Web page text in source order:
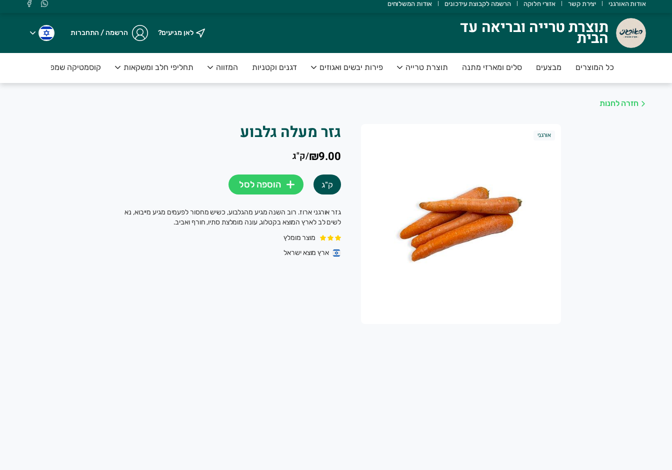
תוצרת טרייה ובריאה עד הבית
האורגני מטפח מעגל חקלאים וצרכנים במטרה לקדם חקלאות אוהבת אדם ואדמה, ולהנגיש תוצרת טרייה, בריאה ונקייה, עד הבית.
אודות האורגני יצירת קשר אזורי חלוקה הרשמה לקבוצת עידכונים אודות המשלוחים
תוצרת טרייה ובריאה עד
הבית לאן מגיעים? הרשמה / התחברות
כל המוצרים מבצעים סלים ומארזי מתנה תוצרת טרייה פירות יבשים ואגוזים דגנים וקטניות המזווה תחליפי חלב ומשקאות קוסמטיקה שמפו וסבונים
חזרה לחנות
אורגני גזר מעלה גלבוע
₪9.00
/ק"ג
ק"ג הוספה לסל
גזר אורגני ארוז. רוב השנה מגיע מהגלבוע, כשיש מחסור לפעמים מגיע מייבוא, נא
לשים לב לארץ המוצא בקטלוג, עונה מומלצת סתיו, חורף ואביב.
מוצר מומלץ
ארץ מוצא ישראל